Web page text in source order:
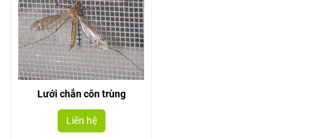
Lưới chắn côn trùng
Liên hệ